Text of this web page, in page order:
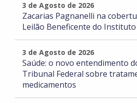
3 de Agosto de 2026
Zacarias Pagnanelli na
Leilão Beneficente do Instituto
3 de Agosto de 2026
Saúde: o novo entendimento
Tribunal Federal sobre
medicamentos